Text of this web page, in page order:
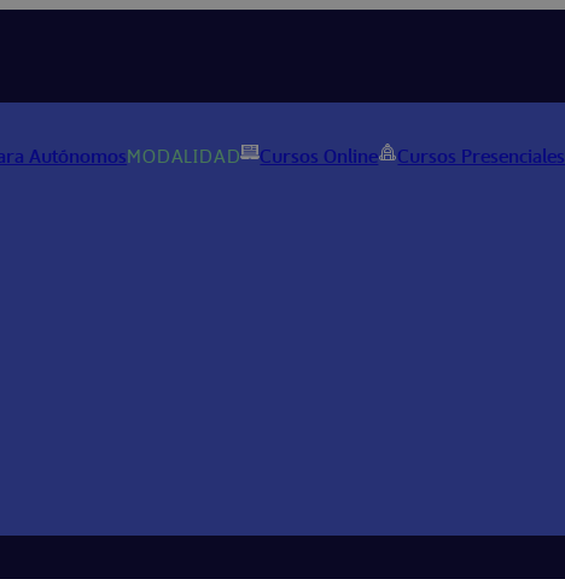
AutónomosMODALIDAD Cursos Online Cursos Presenciales